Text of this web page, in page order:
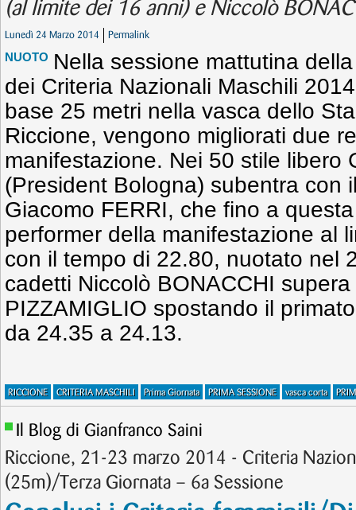
(al limite dei 16 anni) e Niccolò
Lunedì 24 Marzo 2014 Permalink
NUOTO Nella sessione mattutina
dei Criteria Nazionali Maschili
base 25 metri nella vasca dello
Riccione, vengono migliorati due
manifestazione. Nei 50 stile libero
(President Bologna) subentra con
Giacomo FERRI, che fino a
performer della manifestazione al
con il tempo di 22.80, nuotato nel
cadetti Niccolò BONACCHI
PIZZAMIGLIO spostando il
da 24.35 a 24.13.
RICCIONE CRITERIA MASCHILI Prima Giornata PRIMA SESSIONE vasca corta
Il Blog di Gianfranco Saini
Riccione, 21-23 marzo 2014 - Criteria
(25m)/Terza Giornata – 6a Sessione